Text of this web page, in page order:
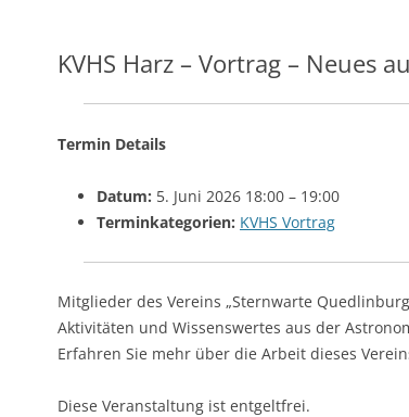
KVHS Harz – Vortrag – Neues
Termin Details
Datum: 5. Juni 2026 18:00 – 19:00
Terminkategorien: KVHS Vortrag
Mitglieder des Vereins „Sternwarte
Aktivitäten und Wissenswertes aus der
Erfahren Sie mehr über die Arbeit dieses
Diese Veranstaltung ist entgeltfrei.